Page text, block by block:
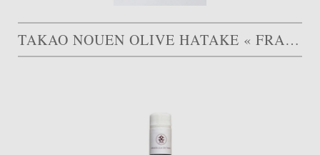
TAKAO NOUEN OLIVE HATAKE « FRANTOIO »